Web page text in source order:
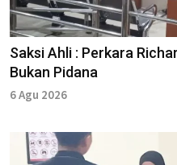
Saksi Ahli : Perkara
Bukan Pidana
6 Agu 2026